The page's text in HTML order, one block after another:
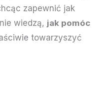
zapewnić jak
wiedzą, jak pomóc
towarzyszyć